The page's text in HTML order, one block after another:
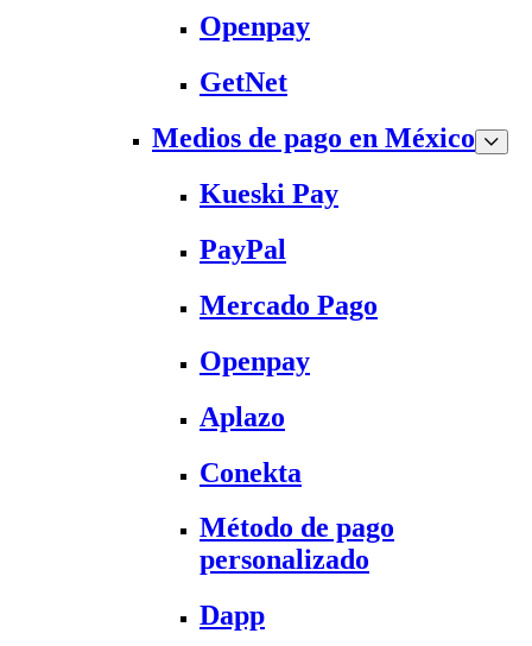
Openpay
GetNet
Medios de pago en México
Kueski Pay
PayPal
Mercado Pago
Openpay
Aplazo
Conekta
Método de pago
personalizado
Dapp